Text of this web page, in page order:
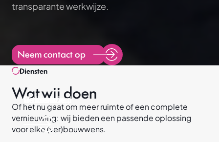
Projecten
Diensten
transparante werkwijze.
Neem contact op
Diensten
Wat wij doen
Of het nu gaat om meer ruimte of een complete
vernieuwing: wij bieden een passende oplossing
voor elke (ver)bouwwens.
Uitbreiding
Renovatie
Onderhoud
Verbouw